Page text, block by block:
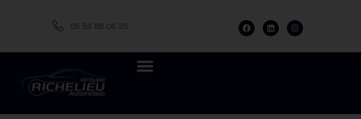
05 56 86 06 26